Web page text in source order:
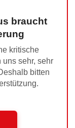
braucht
kritische
sehr, sehr
bitten